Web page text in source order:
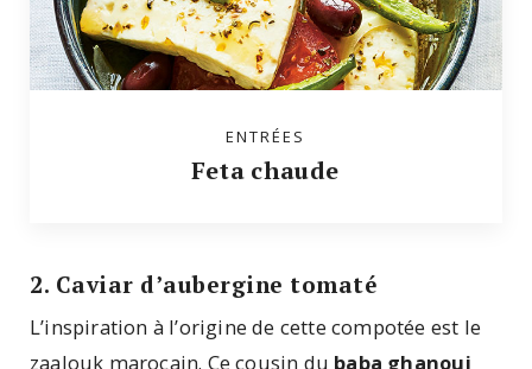
ENTRÉES
Feta chaude
2. Caviar d’aubergine tomaté
L’inspiration à l’origine de cette compotée est le
zaalouk marocain. Ce cousin du baba ghanouj